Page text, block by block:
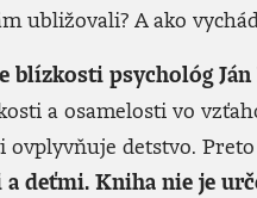
ubližovali? A ako
blízkosti psychológ
a osamelosti vo
ovplyvňuje detstvo.
a deťmi. Kniha nie je